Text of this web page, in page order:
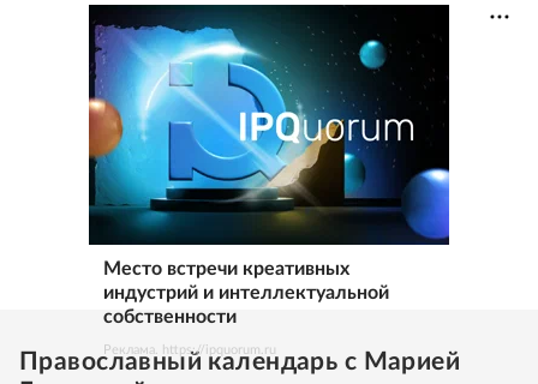
Место встречи креативных
индустрий и интеллектуальной
собственности
Реклама. https://ipquorum.ru
Православный календарь с Марией